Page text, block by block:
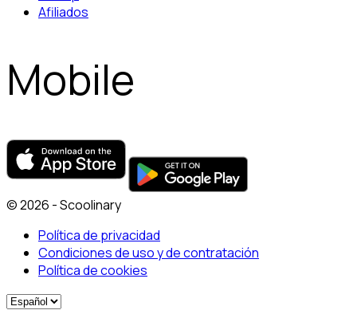
Afiliados
Mobile
© 2026 - Scoolinary
Política de privacidad
Condiciones de uso y de contratación
Política de cookies